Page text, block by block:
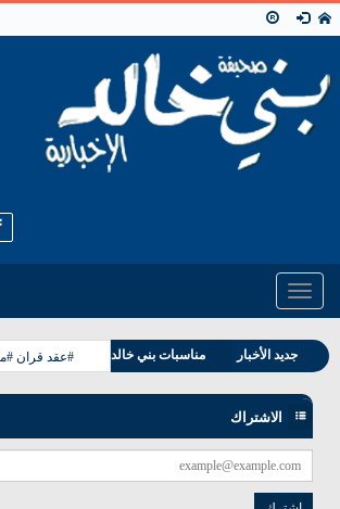
Toggle
navigation
جديد الأخبار
وفيات بني خالد
مناسبات بني خالد #عقد قران
الاشتراك